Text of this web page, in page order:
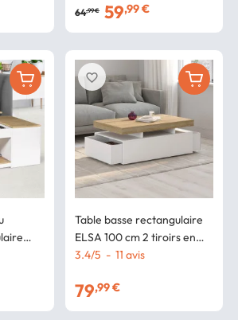
blanc
64,99 € 59,99 €
Table basse rectangulaire
ELSA 100 cm 2 tiroirs en
bois blanc et plateau façon
3.4/5 - 11 avis
79,99 €
favorite_border